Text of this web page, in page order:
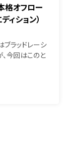
格オフロー
ィション）
ブラッドレーシ
今回はこのと